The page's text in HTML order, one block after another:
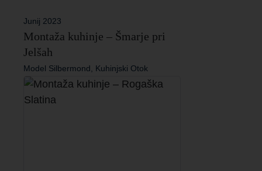
Junij 2023
Montaža kuhinje – Šmarje pri
Jelšah
Model Silbermond, Kuhinjski Otok